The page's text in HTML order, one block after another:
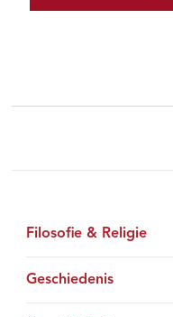
Filosofie & Religie
Geschiedenis